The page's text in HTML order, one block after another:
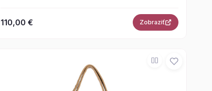
110,00 € Zobraziť